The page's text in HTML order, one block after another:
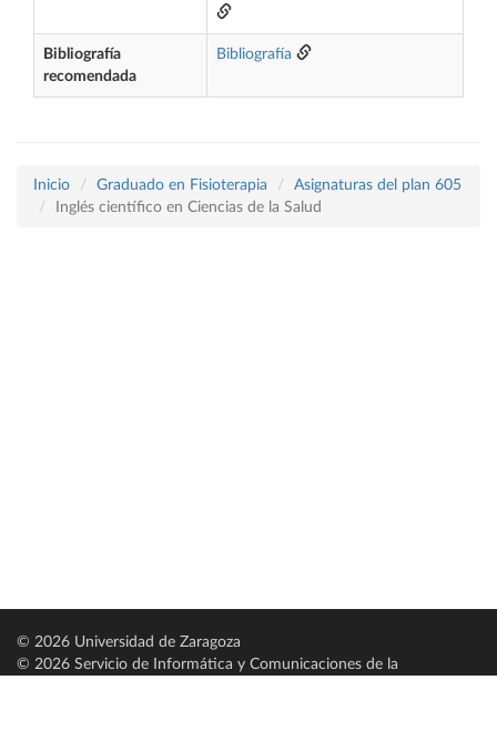
Bibliografía
recomendada
Bibliografía
Inicio Graduado en Fisioterapia
Asignaturas del plan 605
Inglés científico en Ciencias de la Salud
© 2026 Universidad de Zaragoza
© 2026 Servicio de Informática y Comunicaciones de la